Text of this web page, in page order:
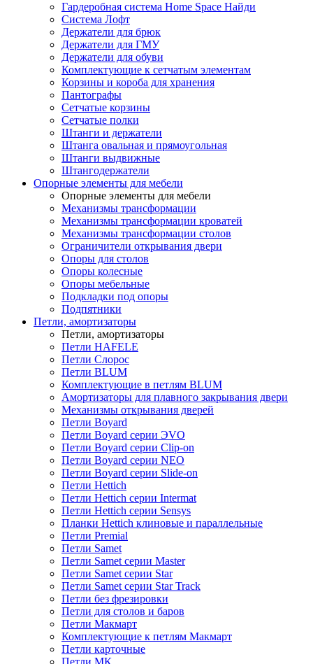
Гардеробная система Home Space Найди
Система Лофт
Держатели для брюк
Держатели для ГМУ
Держатели для обуви
Комплектующие к сетчатым элементам
Корзины и короба для хранения
Пантографы
Сетчатые корзины
Сетчатые полки
Штанги и держатели
Штанга овальная и прямоугольная
Штанги выдвижные
Штангодержатели
Опорные элементы для мебели
Опорные элементы для мебели
Механизмы трансформации
Механизмы трансформации кроватей
Механизмы трансформации столов
Ограничители открывания двери
Опоры для столов
Опоры колесные
Опоры мебельные
Подкладки под опоры
Подпятники
Петли, амортизаторы
Петли, амортизаторы
Петли HAFELE
Петли Слорос
Петли BLUM
Комплектующие в петлям BLUM
Амортизаторы для плавного закрывания двери
Механизмы открывания дверей
Петли Boyard
Петли Boyard серии ЭVO
Петли Boyard серии Clip-on
Петли Boyard серии NEO
Петли Boyard серии Slide-on
Петли Hettich
Петли Hettich серии Intermat
Петли Hettich серии Sensys
Планки Hettich клиновые и параллельные
Петли Premial
Петли Samet
Петли Samet серии Master
Петли Samet серии Star
Петли Samet серии Star Track
Петли без фрезировки
Петли для столов и баров
Петли Макмарт
Комплектующие к петлям Макмарт
Петли карточные
Петли МК